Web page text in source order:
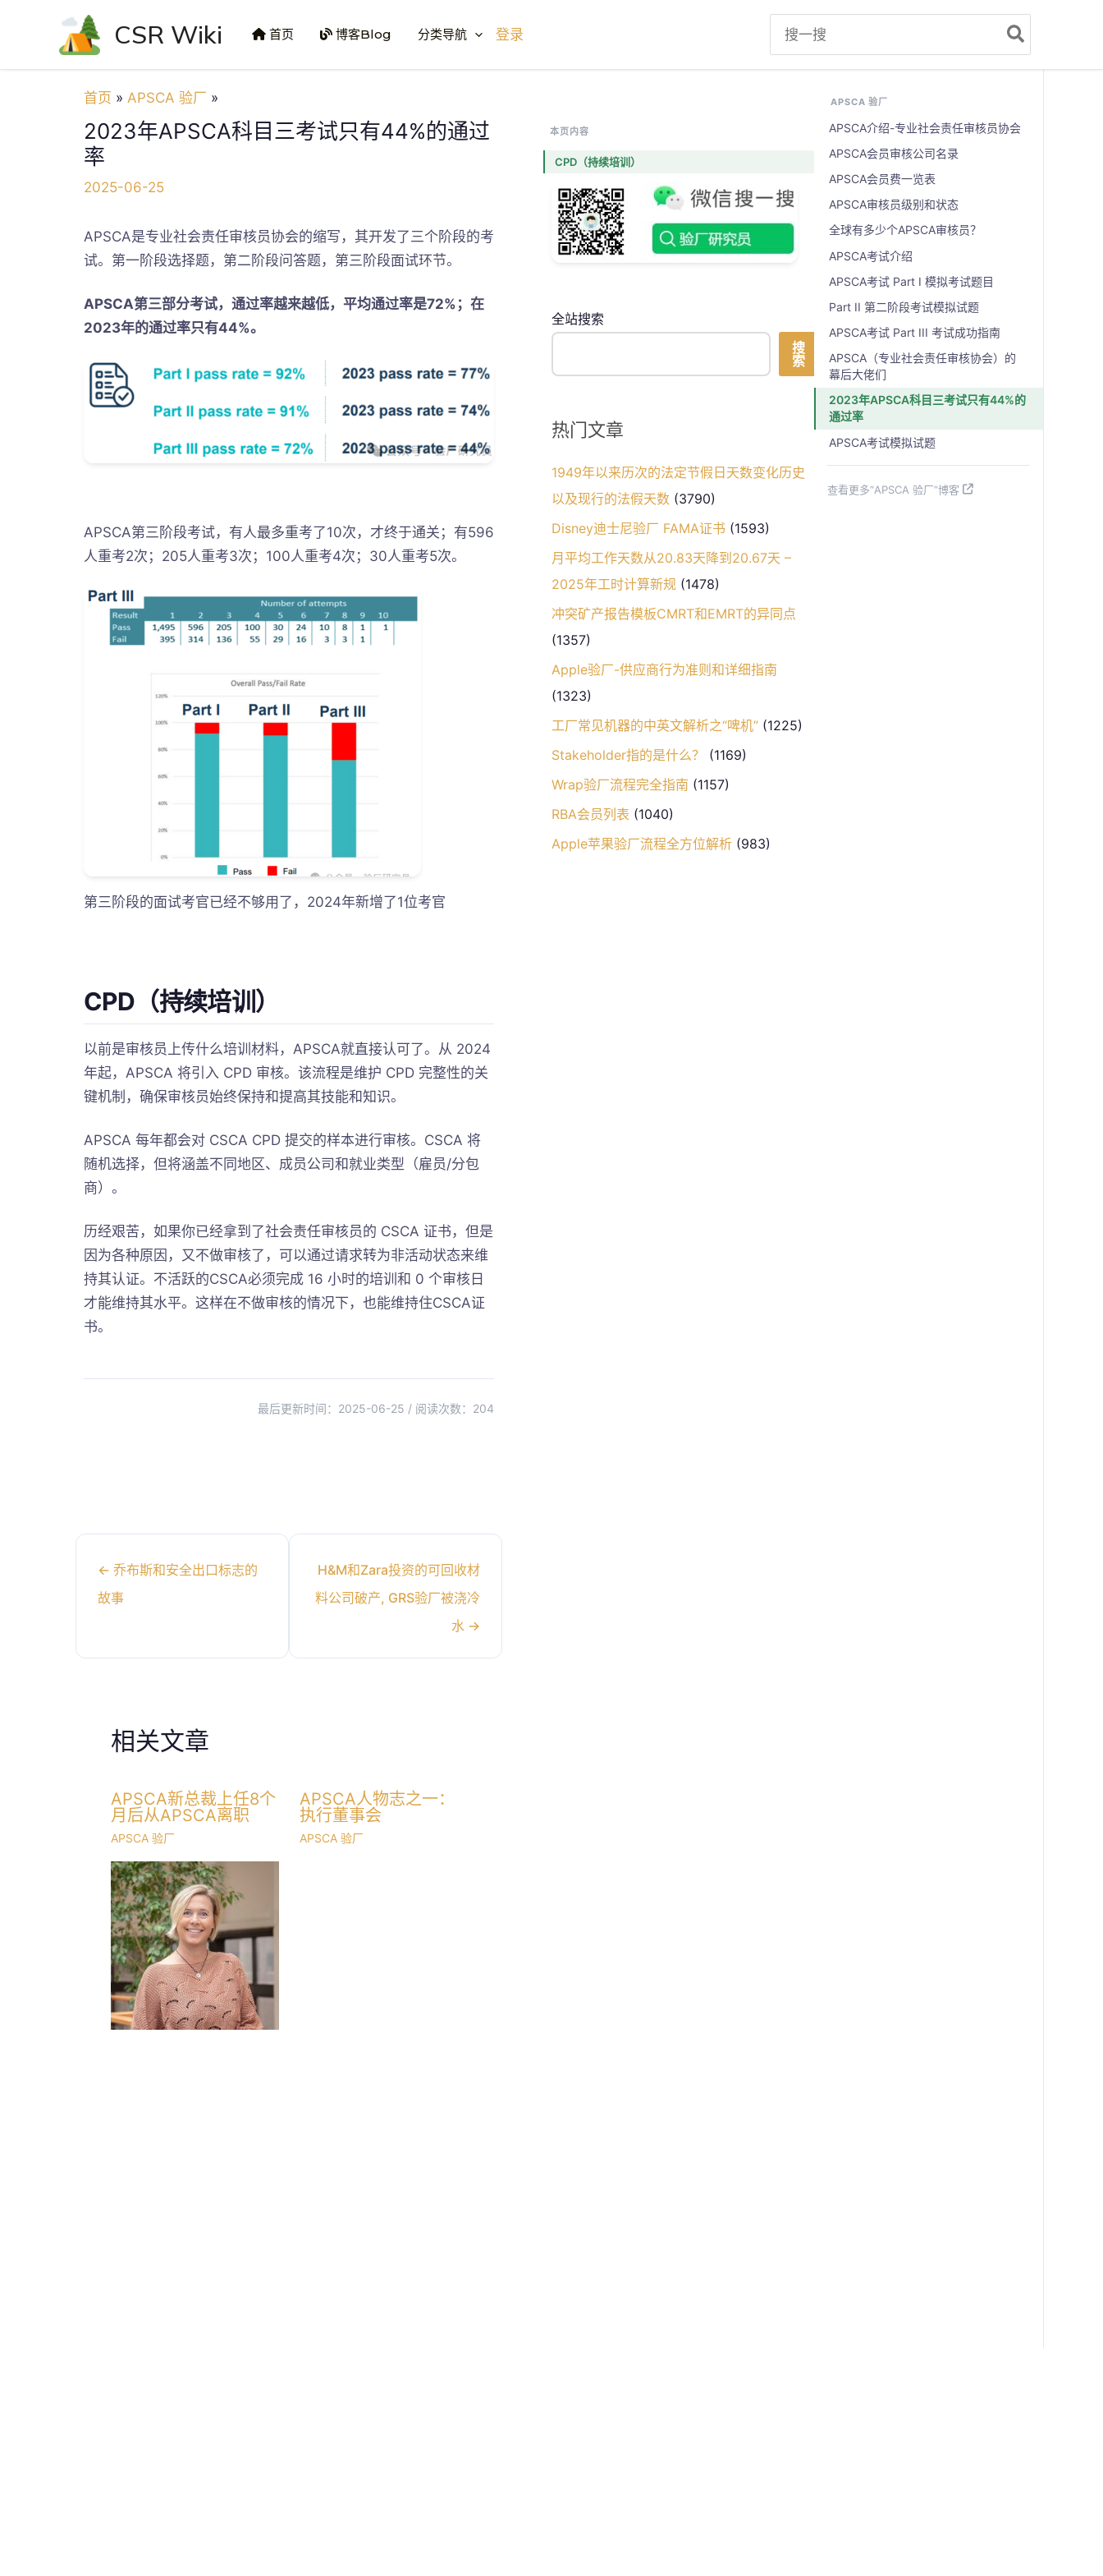
CSR Wiki 首页 博客Blog 分类导航 登录
for:
APSCA 验厂
APSCA介绍-专业社会责任审核员协会
APSCA会员审核公司名录
APSCA会员费一览表
APSCA审核员级别和状态
全球有多少个APSCA审核员？
APSCA考试介绍
APSCA考试 Part I 模拟考试题目
Part II 第二阶段考试模拟试题
APSCA考试 Part III 考试成功指南
APSCA（专业社会责任审核协会）的
幕后大佬们
2023年APSCA科目三考试只有44%的
通过率
APSCA考试模拟试题
查看更多“APSCA 验厂”博客
首页 APSCA 验厂
2023年APSCA科目三考试只有44%的通过
率
2025-06-25
APSCA是专业社会责任审核员协会的缩写，其开发了三个阶段的考
试。第一阶段选择题，第二阶段问答题，第三阶段面试环节。
APSCA第三部分考试，通过率越来越低，平均通过率是72%；在
2023年的通过率只有44%。
APSCA第三阶段考试，有人最多重考了10次，才终于通关；有596
人重考2次；205人重考3次；100人重考4次；30人重考5次。
第三阶段的面试考官已经不够用了，2024年新增了1位考官
CPD（持续培训）
以前是审核员上传什么培训材料，APSCA就直接认可了。从 2024
年起，APSCA 将引⼊ CPD 审核。该流程是维护 CPD 完整性的关
键机制，确保审核员始终保持和提⾼其技能和知识。
APSCA 每年都会对 CSCA CPD 提交的样本进⾏审核。CSCA 将
随机选择，但将涵盖不同地区、成员公司和就业类型（雇员/分包
商）。
历经艰苦，如果你已经拿到了社会责任审核员的 CSCA 证书，但是
因为各种原因，又不做审核了，可以通过请求转为⾮活动状态来维
持其认证。不活跃的CSCA必须完成 16 ⼩时的培训和 0 个审核⽇
才能维持其⽔平。这样在不做审核的情况下，也能维持住CSCA证
书。
最后更新时间：2025-06-25 / 阅读次数： 204
← 乔布斯和安全出口标志的
故事
H&M和Zara投资的可回收材
料公司破产, GRS验厂被浇冷
水 →
相关文章
APSCA新总裁上任8个
月后从APSCA离职
APSCA 验厂
APSCA人物志之一：
执行董事会
APSCA 验厂
本页内容
CPD（持续培训）
全站搜索
搜
索
热门文章
1949年以来历次的法定节假日天数变化历史
以及现行的法假天数 (3790)
Disney迪士尼验厂 FAMA证书 (1593)
月平均工作天数从20.83天降到20.67天 –
2025年工时计算新规 (1478)
冲突矿产报告模板CMRT和EMRT的异同点
(1357)
Apple验厂-供应商行为准则和详细指南
(1323)
工厂常见机器的中英文解析之“啤机” (1225)
Stakeholder指的是什么？
(1169)
Wrap验厂流程完全指南 (1157)
RBA会员列表 (1040)
Apple苹果验厂流程全方位解析 (983)